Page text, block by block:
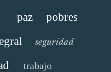
paz pobres
seguridad
trabajo